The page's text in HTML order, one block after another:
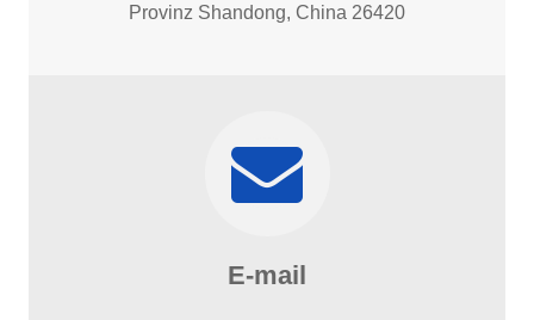
Provinz Shandong, China 26420
E-mail